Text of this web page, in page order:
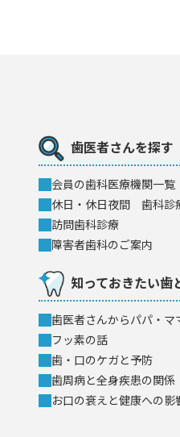
歯医者さんを探す
会員の歯科医療機闋一覧
休日・休日夜間 歯科診
訪問歯科診療
障害者歯科のご案内
知っておきたい歯
歯医者さんからパパ・マ
フッ素の話
歯・口のケガと予防
歯周病と全身疾患の関係
お口の衰えと健康への影